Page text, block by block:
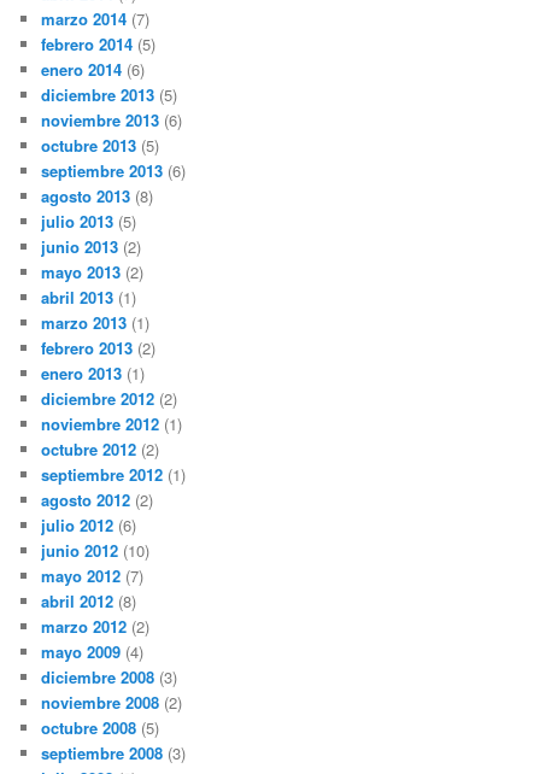
marzo 2014 (7)
febrero 2014 (5)
enero 2014 (6)
diciembre 2013 (5)
noviembre 2013 (6)
octubre 2013 (5)
septiembre 2013 (6)
agosto 2013 (8)
julio 2013 (5)
junio 2013 (2)
mayo 2013 (2)
abril 2013 (1)
marzo 2013 (1)
febrero 2013 (2)
enero 2013 (1)
diciembre 2012 (2)
noviembre 2012 (1)
octubre 2012 (2)
septiembre 2012 (1)
agosto 2012 (2)
julio 2012 (6)
junio 2012 (10)
mayo 2012 (7)
abril 2012 (8)
marzo 2012 (2)
mayo 2009 (4)
diciembre 2008 (3)
noviembre 2008 (2)
octubre 2008 (5)
septiembre 2008 (3)